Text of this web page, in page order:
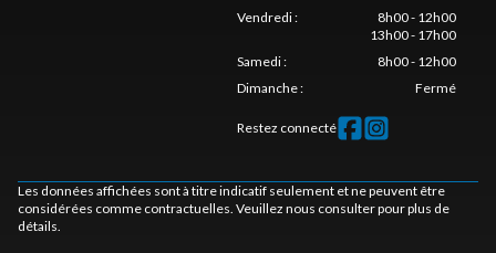
Vendredi:
8h00 - 12h00
13h00 - 17h00
Samedi:
8h00 - 12h00
Dimanche: Fermé
Restez connecté
Les données affichées sont à titre indicatif seulement et ne peuvent être
considérées comme contractuelles. Veuillez nous consulter pour plus de
détails.